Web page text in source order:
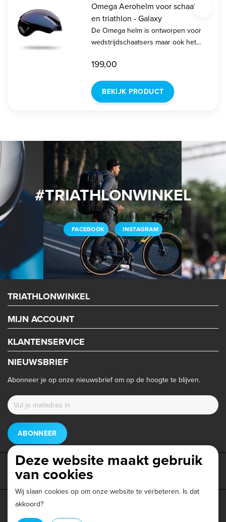
Omega Aerohelm voor schaatsen
en triathlon - Galaxy
De Omega helm is ontworpen voor
wedstrijdschaatsers maar ook het
eigenschappen voor wielrenners en
199,00
BEKIJK PRODUCT
#TRIATHLONWINKEL
FACEBOOK INSTAGRAM
TRIATHLONWINKEL
MIJN ACCOUNT
KLANTENSERVICE
NIEUWSBRIEF
Abonneer je op onze nieuwsbrief om op de hoogte te blijven.
ABONNEER
Privacy beleid
Deze website maakt gebruik
van cookies
Wij slaan cookies op om onze website te verbeteren. Is dat
akkoord?